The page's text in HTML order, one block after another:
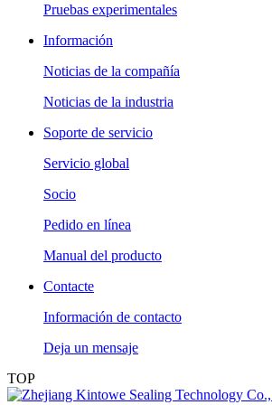
Pruebas experimentales
Información
Noticias de la compañía
Noticias de la industria
Soporte de servicio
Servicio global
Socio
Pedido en línea
Manual del producto
Contacte
Información de contacto
Deja un mensaje
TOP